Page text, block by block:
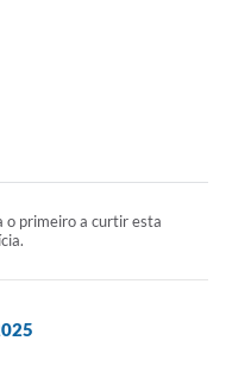
o primeiro a curtir esta